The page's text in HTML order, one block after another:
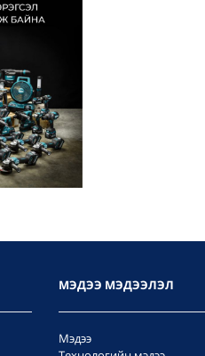
МЭДЭЭ МЭДЭЭЛЭЛ
Мэдээ